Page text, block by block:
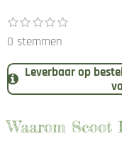
R
a
i
n
:
1
s
t
r
2
s
t
r
n
3
s
t
r
r
n
4
s
t
r
r
n
5
s
t
r
r
n
S
m
e
0 stemmen
Leverbaar op
Waarom Scoot